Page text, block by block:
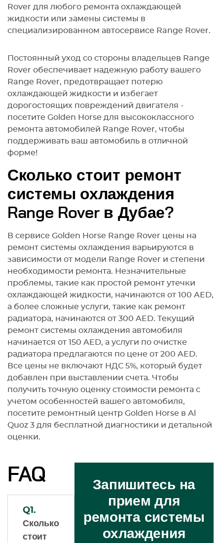
Rover для любого ремонта охлаждающей
жидкости или замены системы в
специализированном автосервисе Range Rover.
Постоянный уход со стороны владельцев Range
Rover обеспечивает надежную работу вашего
Range Rover, предотвращает потерю
охлаждающей жидкости и избегает
дорогостоящих повреждений двигателя -
посетите Golden Horse для высококлассного
ремонта автомобилей Range Rover, чтобы
поддерживать ваш автомобиль в отличной
форме!
Сколько стоит ремонт
системы охлаждения
Range Rover в Дубае?
В сервисе Golden Horse Range Rover цены на
ремонт системы охлаждения варьируются в
зависимости от модели Range Rover и степени
необходимости ремонта. Незначительные
проблемы, такие как простой ремонт утечки
охлаждающей жидкости, начинаются от 100 AED,
а более сложные услуги, такие как ремонт
радиатора, начинаются от 300 AED. Текущий
ремонт системы охлаждения автомобиля
начинается от 150 AED, а услуги по очистке
радиатора предлагаются по цене от 200 AED.
Все цены не включают НДС 5%, который будет
добавлен при выставлении счета. Чтобы
получить точную оценку стоимости ремонта с
учетом особенностей вашего автомобиля,
посетите ремонтный центр Golden Horse в Al
Quoz 3 для бесплатной диагностики и детальной
оценки.
FAQ
Q1.
Сколько
стоит
Запишитесь на
прием для
ремонта системы
охлаждения